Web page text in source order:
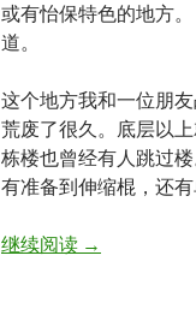
或有怡保特色的地方
道。
这个地方我和一位朋
荒废了很久。底层以
栋楼也曾经有人跳过
有准备到伸缩棍，还有
继续阅读[IPOH] .
→